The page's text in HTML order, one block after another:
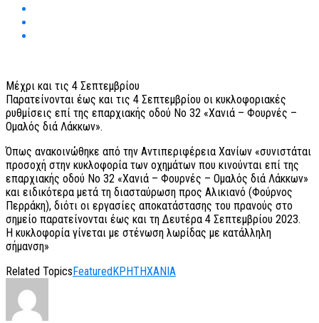
Μέχρι και τις 4 Σεπτεμβρίου
Παρατείνονται έως και τις 4 Σεπτεμβρίου οι κυκλοφοριακές
ρυθμίσεις επί της επαρχιακής οδού Νο 32 «Χανιά – Φουρνές –
Ομαλός διά Λάκκων».
Όπως ανακοινώθηκε από την Αντιπεριφέρεια Χανίων «συνιστάται
προσοχή στην κυκλοφορία των οχημάτων που κινούνται επί της
επαρχιακής οδού Νο 32 «Χανιά – Φουρνές – Ομαλός διά Λάκκων»
και ειδικότερα μετά τη διασταύρωση προς Αλικιανό (Φούρνος
Περράκη), διότι οι εργασίες αποκατάστασης του πρανούς στο
σημείο παρατείνονται έως και τη Δευτέρα 4 Σεπτεμβρίου 2023.
Η κυκλοφορία γίνεται με στένωση λωρίδας με κατάλληλη
σήμανση»
Related Topics Featured ΚΡΗΤΗΧΑΝΙΑ